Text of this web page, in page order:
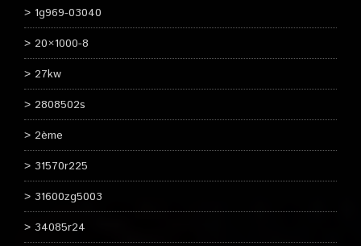
1g969-03040
20×1000-8
27kw
2808502s
2ème
31570r225
31600zg5003
34085r24